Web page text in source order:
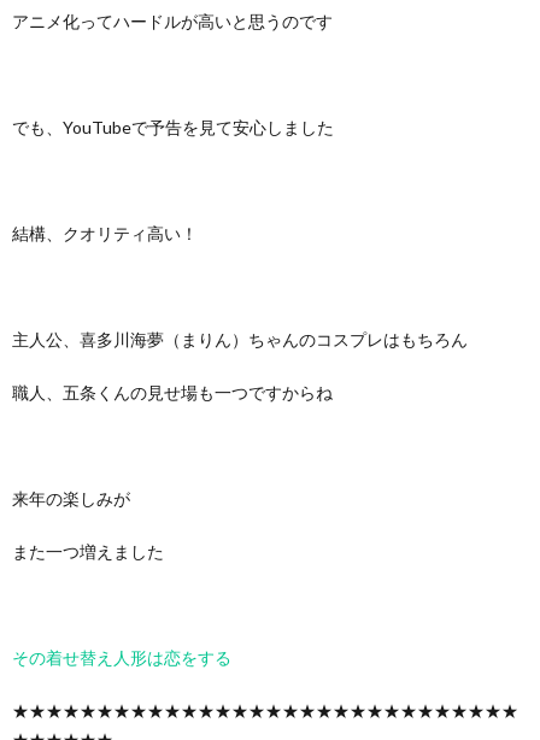
アニメ化ってハードルが高いと思うのです
でも、YouTubeで予告を見て安心しました
結構、クオリティ高い！
主人公、喜多川海夢（まりん）ちゃんのコスプレはもちろん
職人、五条くんの見せ場も一つですからね
来年の楽しみが
また一つ増えました
その着せ替え人形は恋をする
★★★★★★★★★★★★★★★★★★★★★★★★★★★★★★